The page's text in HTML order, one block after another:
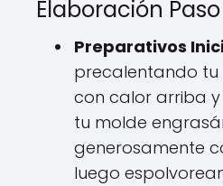
Elaboración
Preparativos
precalentando tu
con calor arriba
tu molde
generosamente
luego